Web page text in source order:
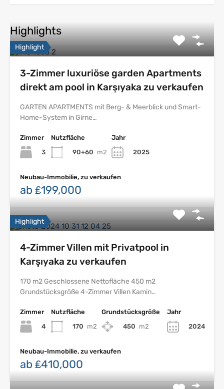
Highlights
Highlight
3-Zimmer luxuriöse garden Apartments
direkt am pool in Karşıyaka zu verkaufen
GARTEN APARTMENTS mit Berg- & Meerblick und Smart-
Home-System in Girne…
Zimmer
3
Nutzfläche
90+60 m2
Jahr
2025
Neubau-Immobilie, zu verkaufen
ab ₤199,000
Highlight
4-Zimmer Villen mit Privatpool in
Karşıyaka zu verkaufen
170 m2 Geschlossene Nettofläche 450 m2
Grundstücksgröße 4-Zimmer Villen Kamin…
Zimmer
4
Nutzfläche
170 m2
Grundstücksgröße
450 m2
Jahr
2024
Neubau-Immobilie, zu verkaufen
ab ₤410,000